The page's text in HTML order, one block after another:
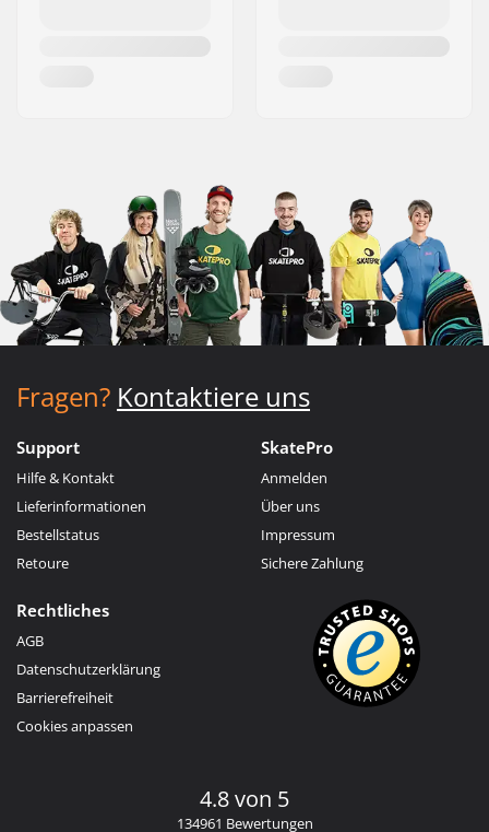
Fragen? Kontaktiere uns
Support
Hilfe & Kontakt
Lieferinformationen
Bestellstatus
Retoure
SkatePro
Anmelden
Über uns
Impressum
Sichere Zahlung
Rechtliches
AGB
Datenschutzerklärung
Barrierefreiheit
Cookies anpassen
4.8 von 5
134961 Bewertungen